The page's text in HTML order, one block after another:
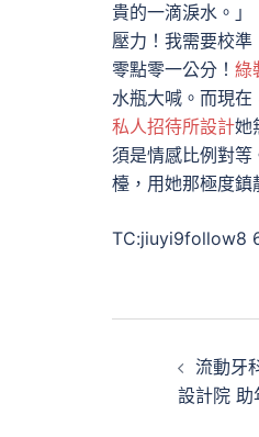
貴的一滴淚水。」
壓力！我需要校準
零點零一公分！ 綠
水瓶大喊。而現
私人招待所設計她
須是情感比例對等
檯，用她那極度鎮
TC:jiuyi9follow8
流動牙
設計院 助